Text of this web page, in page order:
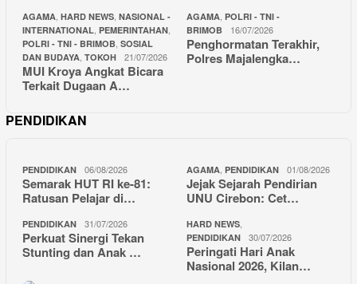
AGAMA HARD NEWS NASIONAL -
INTERNATIONAL PEMERINTAHAN
POLRI - TNI - BRIMOB SOSIAL
DAN BUDAYA TOKOH 21/07/2026
MUI Kroya Angkat Bicara
Terkait Dugaan A…
AGAMA POLRI - TNI -
BRIMOB
16/07/2026
Penghormatan Terakhir,
Polres Majalengka…
PENDIDIKAN
PENDIDIKAN 06/08/2026
Semarak HUT RI ke-81:
Ratusan Pelajar di…
AGAMA PENDIDIKAN 01/08/2026
Jejak Sejarah Pendirian
UNU Cirebon: Cet…
PENDIDIKAN 31/07/2026
Perkuat Sinergi Tekan
Stunting dan Anak …
HARD NEWS
PENDIDIKAN 30/07/2026
Peringati Hari Anak
Nasional 2026, Kilan…